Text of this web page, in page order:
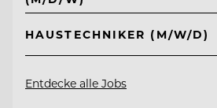
HAUSTECHNIKER (M/W/D)
Entdecke alle Jobs